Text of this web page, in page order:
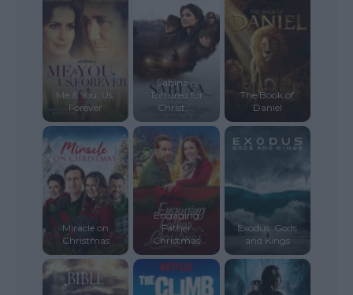
Me & You, Us,
Forever
Sabina –
Tortured for
Christ,...
The Book of
Daniel
Miracle on
Christmas
Engaging
Father
Christmas
Exodus: Gods
and Kings